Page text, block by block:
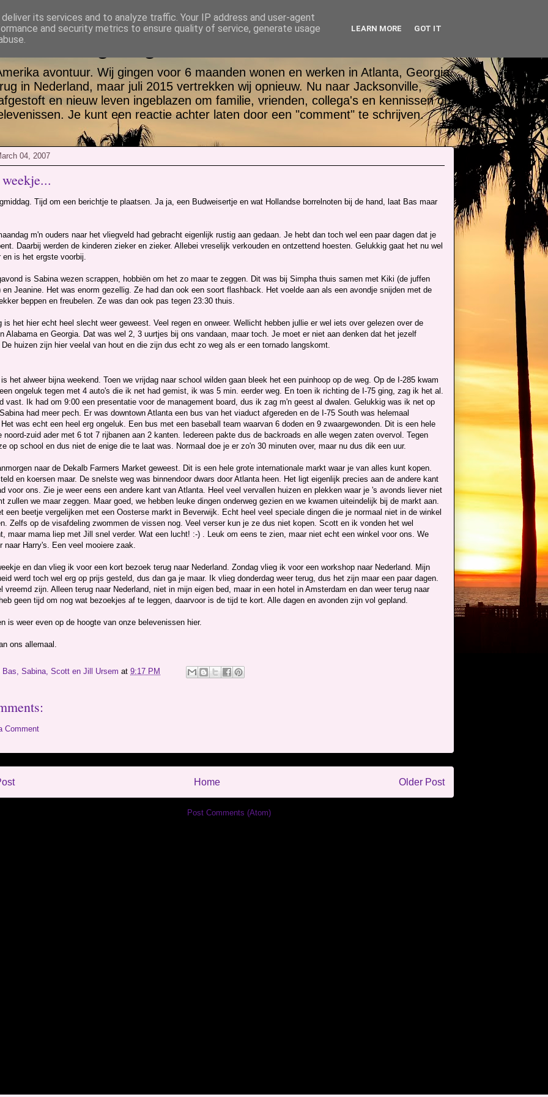
en Jill go again USA
avontuur. Wij gingen voor 6 maanden wonen en werken in Atlanta, Georgia.
in Nederland, maar juli 2015 vertrekken wij opnieuw. Nu naar Jacksonville,
en nieuw leven ingeblazen om familie, vrienden, collega's en kennissen op
Je kunt een reactie achter laten door een "comment" te schrijven.
04, 2007
Tijd om een berichtje te plaatsen. Ja ja, een Budweisertje en wat Hollandse borrelnoten bij de hand, laat Bas maar
m'n ouders naar het vliegveld had gebracht eigenlijk rustig aan gedaan. Je hebt dan toch wel een paar dagen dat je
Daarbij werden de kinderen zieker en zieker. Allebei vreselijk verkouden en ontzettend hoesten. Gelukkig gaat het nu wel
en is het ergste voorbij.
is Sabina wezen scrappen, hobbiën om het zo maar te zeggen. Dit was bij Simpha thuis samen met Kiki (de juffen
en Jeanine. Het was enorm gezellig. Ze had dan ook een soort flashback. Het voelde aan als een avondje snijden met de
beppen en freubelen. Ze was dan ook pas tegen 23:30 thuis.
is het hier echt heel slecht weer geweest. Veel regen en onweer. Wellicht hebben jullie er wel iets over gelezen over de
Alabama en Georgia. Dat was wel 2, 3 uurtjes bij ons vandaan, maar toch. Je moet er niet aan denken dat het jezelf
huizen zijn hier veelal van hout en die zijn dus echt zo weg als er een tornado langskomt.
het alweer bijna weekend. Toen we vrijdag naar school wilden gaan bleek het een puinhoop op de weg. Op de I-285 kwam
ongeluk tegen met 4 auto's die ik net had gemist, ik was 5 min. eerder weg. En toen ik richting de I-75 ging, zag ik het al.
vast. Ik had om 9:00 een presentatie voor de management board, dus ik zag m'n geest al dwalen. Gelukkig was ik net op
had meer pech. Er was downtown Atlanta een bus van het viaduct afgereden en de I-75 South was helemaal
was echt een heel erg ongeluk. Een bus met een baseball team waarvan 6 doden en 9 zwaargewonden. Dit is een hele
noord-zuid ader met 6 tot 7 rijbanen aan 2 kanten. Iedereen pakte dus de backroads en alle wegen zaten overvol. Tegen
op school en dus niet de enige die te laat was. Normaal doe je er zo'n 30 minuten over, maar nu dus dik een uur.
naar de Dekalb Farmers Market geweest. Dit is een hele grote internationale markt waar je van alles kunt kopen.
en koersen maar. De snelste weg was binnendoor dwars door Atlanta heen. Het ligt eigenlijk precies aan de andere kant
voor ons. Zie je weer eens een andere kant van Atlanta. Heel veel vervallen huizen en plekken waar je 's avonds liever niet
zullen we maar zeggen. Maar goed, we hebben leuke dingen onderweg gezien en we kwamen uiteindelijk bij de markt aan.
een beetje vergelijken met een Oosterse markt in Beverwijk. Echt heel veel speciale dingen die je normaal niet in de winkel
Zelfs op de visafdeling zwommen de vissen nog. Veel verser kun je ze dus niet kopen. Scott en ik vonden het wel
maar mama liep met Jill snel verder. Wat een lucht! :-) . Leuk om eens te zien, maar niet echt een winkel voor ons. We
naar Harry's. Een veel mooiere zaak.
en dan vlieg ik voor een kort bezoek terug naar Nederland. Zondag vlieg ik voor een workshop naar Nederland. Mijn
werd toch wel erg op prijs gesteld, dus dan ga je maar. Ik vlieg donderdag weer terug, dus het zijn maar een paar dagen.
vreemd zijn. Alleen terug naar Nederland, niet in mijn eigen bed, maar in een hotel in Amsterdam en dan weer terug naar
geen tijd om nog wat bezoekjes af te leggen, daarvoor is de tijd te kort. Alle dagen en avonden zijn vol gepland.
is weer even op de hoogte van onze belevenissen hier.
ons allemaal.
Bas, Sabina, Scott en Jill Ursem at 9:17 PM
Comment
Older Post
Home
Post Comments (Atom)
its services and to analyze traffic. Your IP address and user-agent
and security metrics to ensure quality of service, generate usage
LEARN MORE GOT IT